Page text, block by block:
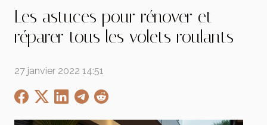
Les astuces pour rénover et
réparer tous les volets roulants
27 janvier 2022 14:51